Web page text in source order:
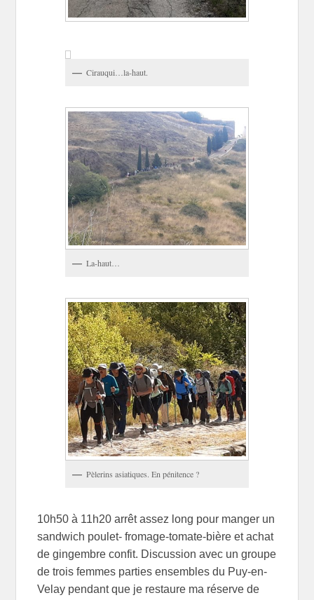
Cirauqui…la-haut.
La-haut…
Pèlerins asiatiques. En pénitence ?
10h50 à 11h20 arrêt assez long pour manger un
sandwich poulet- fromage-tomate-bière et achat
de gingembre confit. Discussion avec un groupe
de trois femmes parties ensembles du Puy-en-
Velay pendant que je restaure ma réserve de